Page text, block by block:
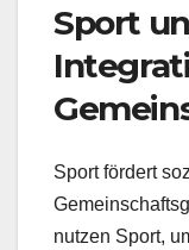
Sport
Sport fördert
nutzen Sport,